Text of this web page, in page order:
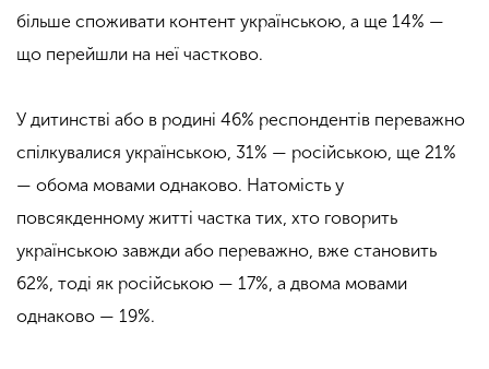
більше споживати контент українською, а ще 14% —
що перейшли на неї частково.
У дитинстві або в родині 46% респондентів переважно
спілкувалися українською, 31% — російською, ще 21%
— обома мовами однаково. Натомість у
повсякденному житті частка тих, хто говорить
українською завжди або переважно, вже становить
62%, тоді як російською — 17%, а двома мовами
однаково — 19%.